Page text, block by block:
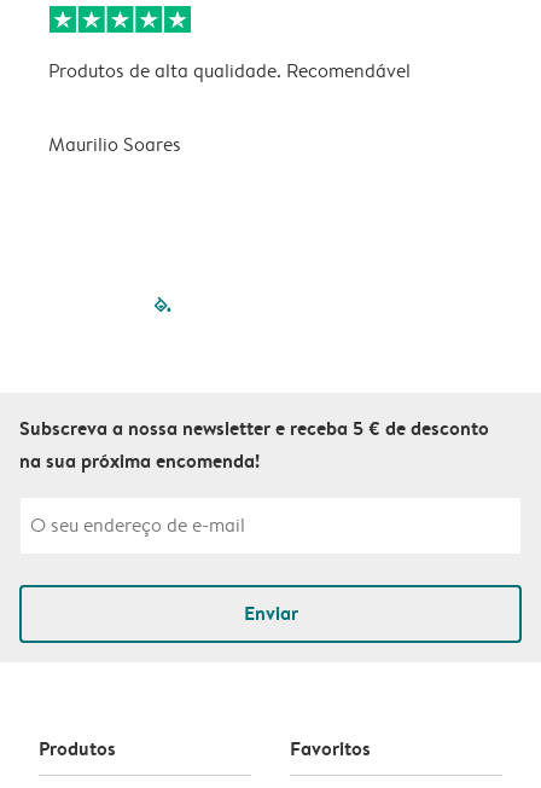
Produtos de alta qualidade. Recomendável
Maurilio Soares
filled-pagination
Subscreva a nossa newsletter e receba 5 € de desconto
na sua próxima encomenda!
Enviar
Produtos Favoritos